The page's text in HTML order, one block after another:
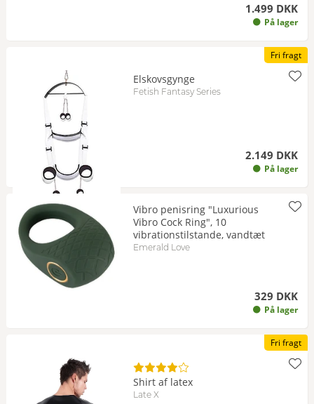
1.499 DKK
På lager
Fri fragt
Elskovsgynge
Fetish Fantasy Series
2.149 DKK
På lager
Vibro penisring "Luxurious
Vibro Cock Ring", 10
vibrationstilstande, vandtæt
Emerald Love
329 DKK
På lager
Fri fragt
Shirt af latex
Late X